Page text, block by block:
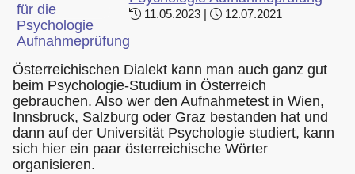
11.05.2023 | 12.07.2021
Österreichischen Dialekt kann man auch ganz gut
beim Psychologie-Studium in Österreich
gebrauchen. Also wer den Aufnahmetest in Wien,
Innsbruck, Salzburg oder Graz bestanden hat und
dann auf der Universität Psychologie studiert, kann
sich hier ein paar österreichische Wörter
organisieren.